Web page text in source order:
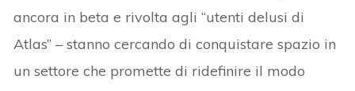
ancora in beta e rivolta agli “utenti delusi di
Atlas” – stanno cercando di conquistare spazio in
un settore che promette di ridefinire il modo